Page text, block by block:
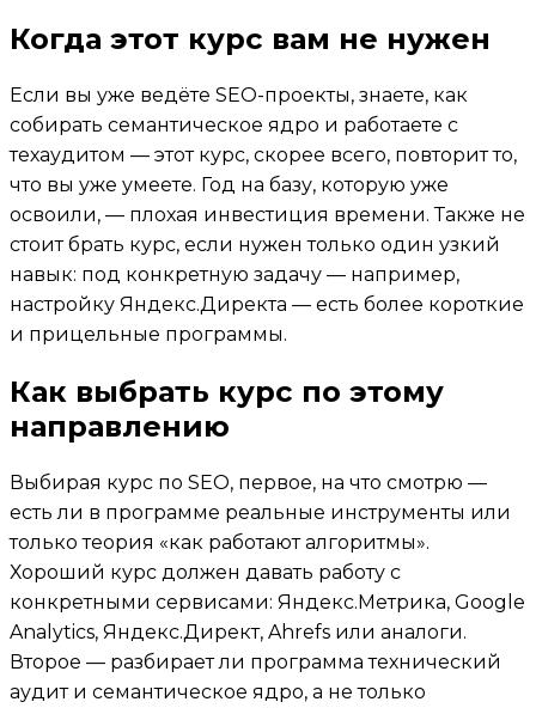
Когда этот курс вам не нужен
Если вы уже ведёте SEO-проекты, знаете, как
собирать семантическое ядро и работаете с
техаудитом — этот курс, скорее всего, повторит то,
что вы уже умеете. Год на базу, которую уже
освоили, — плохая инвестиция времени. Также не
стоит брать курс, если нужен только один узкий
навык: под конкретную задачу — например,
настройку Яндекс.Директа — есть более короткие
и прицельные программы.
Как выбрать курс по этому
направлению
Выбирая курс по SEO, первое, на что смотрю —
есть ли в программе реальные инструменты или
только теория «как работают алгоритмы».
Хороший курс должен давать работу с
конкретными сервисами: Яндекс.Метрика, Google
Analytics, Яндекс.Директ, Ahrefs или аналоги.
Второе — разбирает ли программа технический
аудит и семантическое ядро, а не только